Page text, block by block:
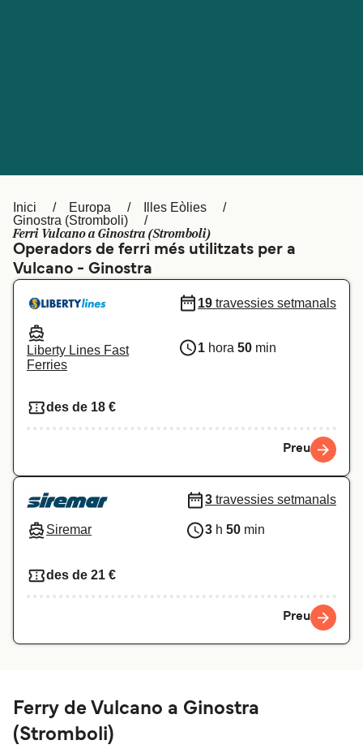
Ελλάδα Belgique (FR)
Polska Deutschland
Schweiz (DE) Norge
Україна
المغرب Maroc (FR)
Inici Europa
Illes Eòlies
Ginostra (Stromboli)
Ferri Vulcano a Ginostra (Stromboli)
Operadors de ferri més utilitzats per a
Vulcano - Ginostra
Liberty Lines Fast
Ferries
19 travessies setmanals
1 hora 50 min
des de 18 €
Preu
Siremar
3 travessies setmanals
3 h 50 min
des de 21 €
Preu
Ferry de Vulcano a Ginostra
(Stromboli)